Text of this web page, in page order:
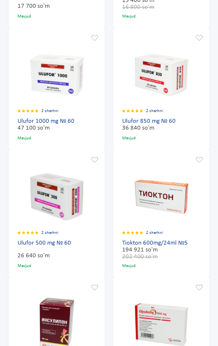
17 700 so'm
Mavjud
16 800 so'm
Mavjud
2 sharhni
Ulufor 1000 mg № 60
47 100 so'm
Mavjud
2 sharhni
Ulufor 850 mg № 60
36 840 so'm
Mavjud
2 sharhni
Ulufor 500 mg № 60
26 640 so'm
Mavjud
2 sharhni
Tiokton 600mg/24ml №5
194 921 so'm
202 400 so'm
Mavjud